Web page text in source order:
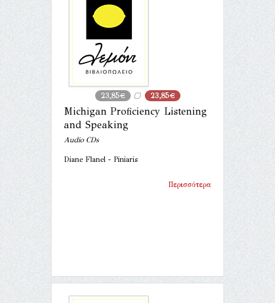
23,85€ 23,85€
Michigan Proficiency Listening
and Speaking
Audio CDs
Diane Flanel - Piniaris
Περισσότερα